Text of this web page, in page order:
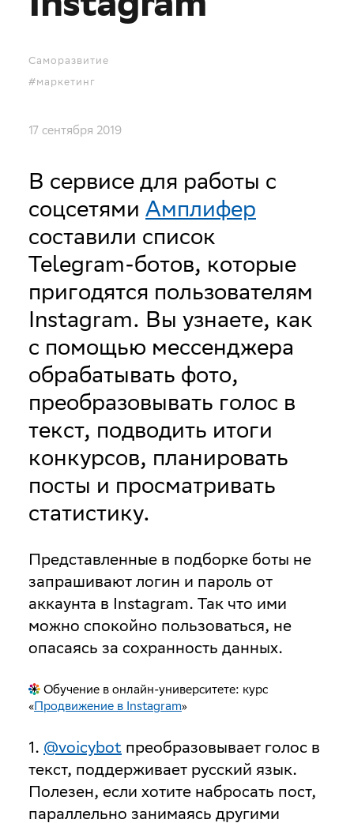
Саморазвитие
#маркетинг
17 сентября 2019
В сервисе для работы с
соцсетями Амплифер
составили список
Telegram-ботов, которые
пригодятся пользователям
Instagram. Вы узнаете, как
с помощью мессенджера
обрабатывать фото,
преобразовывать голос в
текст, подводить итоги
конкурсов, планировать
посты и просматривать
статистику.
Представленные в подборке боты не
запрашивают логин и пароль от
аккаунта в Instagram. Так что ими
можно спокойно пользоваться, не
опасаясь за сохранность данных.
Обучение в онлайн-университете: курс
«Продвижение в Instagram»
1. @voicybot преобразовывает голос в
текст, поддерживает русский язык.
Полезен, если хотите набросать пост,
параллельно занимаясь другими